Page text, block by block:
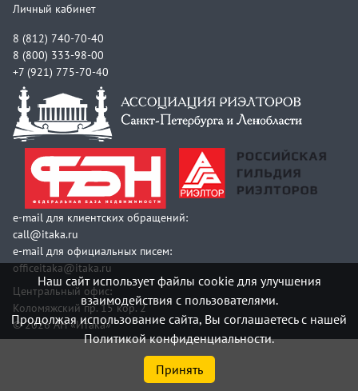
Личный кабинет
8 (812) 740-70-40
8 (800) 333-98-00
+7 (921) 775-70-40
e-mail для клиентских обращений:
call@itaka.ru
e-mail для официальных писем:
officeitaka@itaka.ru
Центральный офис:
Коломяжский пр. 15 кор. 2
© 2026 АН «Итака»
Наш сайт использует файлы cookie для улучшения
взаимодействия с пользователями.
Продолжая использование сайта, Вы соглашаетесь с нашей
Политикой конфиденциальности.
Принять